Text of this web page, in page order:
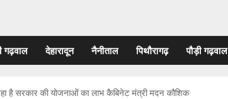
गढ़वाल देहारादून नैनीताल पिथौरागढ़ पौड़ी गढ़वाल
है सरकार की योजनाओं का लाभ कैबिनेट मंत्री मदन कौशिक